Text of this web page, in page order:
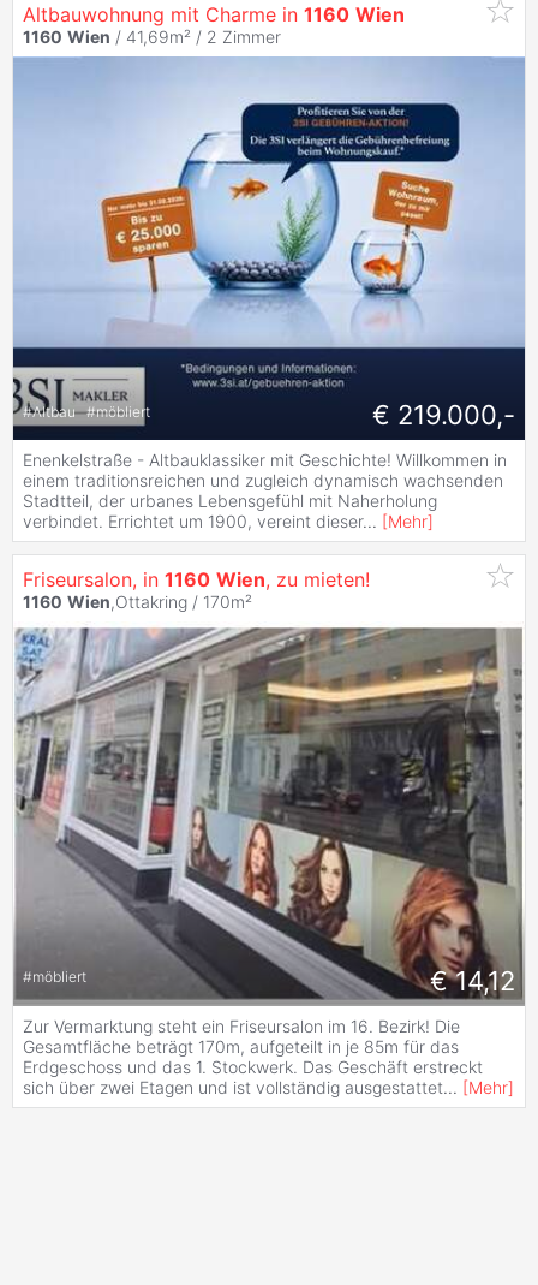
Altbauwohnung mit Charme in 1160 Wien
1160 Wien / 41,69m² / 2 Zimmer
#Altbau #möbliert € 219.000,-
Enenkelstraße - Altbauklassiker mit Geschichte! Willkommen in
einem traditionsreichen und zugleich dynamisch wachsenden
Stadtteil, der urbanes Lebensgefühl mit Naherholung
verbindet. Errichtet um 1900, vereint dieser... [Mehr]
Friseursalon, in 1160 Wien, zu mieten!
1160 Wien,Ottakring / 170m²
#möbliert € 14,12
Zur Vermarktung steht ein Friseursalon im 16. Bezirk! Die
Gesamtfläche beträgt 170m, aufgeteilt in je 85m für das
Erdgeschoss und das 1. Stockwerk. Das Geschäft erstreckt
sich über zwei Etagen und ist vollständig ausgestattet... [Mehr]